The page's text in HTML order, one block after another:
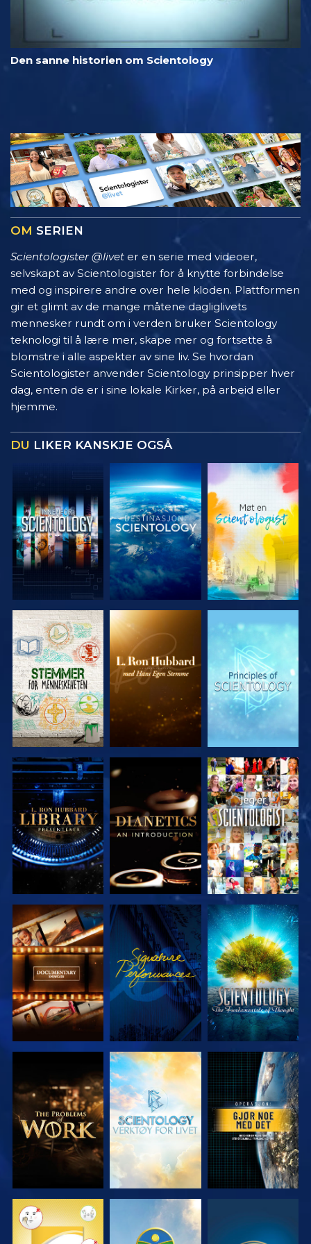
Den sanne historien om Scientology
OM SERIEN
Scientologister @livet er en serie med videoer,
selvskapt av Scientologister for å knytte forbindelse
med og inspirere andre over hele kloden. Plattformen
gir et glimt av de mange måtene dagliglivets
mennesker rundt om i verden bruker Scientology
teknologi til å lære mer, skape mer og fortsette å
blomstre i alle aspekter av sine liv. Se hvordan
Scientologister anvender Scientology prinsipper hver
dag, enten de er i sine lokale Kirker, på arbeid eller
hjemme.
DU LIKER KANSKJE OGSÅ
UTFORSK
SERIEN
UTFORSK
SERIEN
UTFORSK
SERIEN
UTFORSK
SERIEN
UTFORSK
SERIEN
SE
UTFORSK
SERIEN
SE
UTFORSK
SERIEN
UTFORSK
SERIEN
UTFORSK
SERIEN
SE
SE SE SE